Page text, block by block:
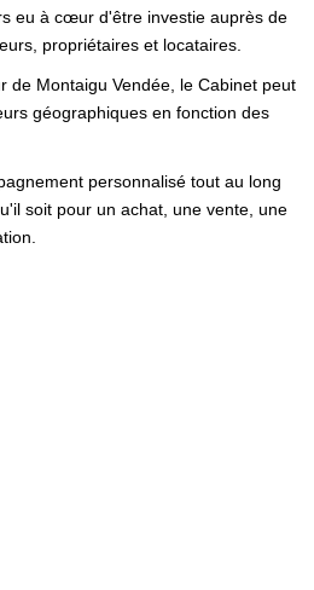
eu à cœur d'être investie auprès de
propriétaires et locataires.
de Montaigu Vendée, le Cabinet peut
géographiques en fonction des
personnalisé tout au long
soit pour un achat, une vente, une